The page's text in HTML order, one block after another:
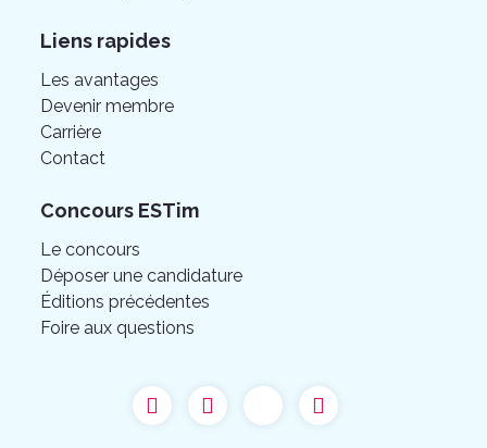
Liens rapides
Les avantages
Devenir membre
Carrière
Contact
Concours ESTim
Le concours
Déposer une candidature
Éditions précédentes
Foire aux questions